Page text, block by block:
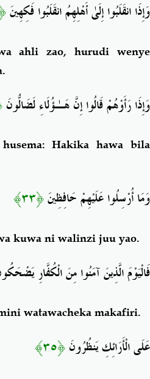
وَإِذَا انقَلَبُوا إِلَىٰ أَهْلِهِمُ انقَلَبُوا فَكِهِينَ
ahli zao, hurudi wenye
وَإِذَا رَأَوْهُمْ قَالُوا إِنَّ هَـٰؤُلَاءِ لَضَالُّونَ
Hakika hawa bila
وَمَا أُرْسِلُوا عَلَيْهِمْ حَافِظِينَ﴿٣٣﴾
kuwa ni walinzi juu yao.
فَالْيَوْمَ الَّذِينَ آمَنُوا مِنَ الْكُفَّارِ
watawacheka makafiri.
عَلَى الْأَرَائِكِ يَنظُرُونَ﴿٣٥﴾